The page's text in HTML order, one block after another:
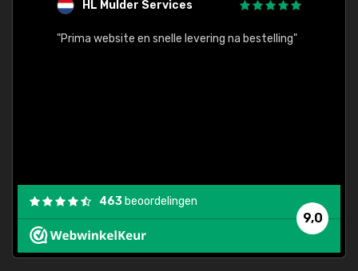
HL Mulder Services
"Prima website en snelle levering na bestelling"
9,0
463 beoordelingen